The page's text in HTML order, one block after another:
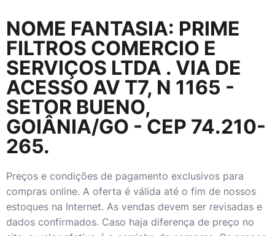
NOME FANTASIA: PRIME
FILTROS COMERCIO E
SERVIÇOS LTDA . VIA DE
ACESSO AV T7, N 1165 -
SETOR BUENO,
GOIÂNIA/GO - CEP 74.210-
265.
Preços e condições de pagamento exclusivos para
compras online. A oferta é válida até o fim de nossos
estoques na Internet. As vendas devem ser revisadas e
dados confirmados. Caso haja diferença de preço no